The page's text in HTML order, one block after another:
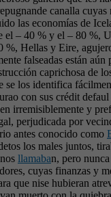
canalla cuyas
las economías de
el – 40 % y el – 80 %,
%, Hellas y Eire,
falseadas están aún
caprichosa de
se los identifica
con sus crédit
irremisiblemente y
perjudicada por
antes conocido como
los males juntos,
llamaban, pero
cuyas finanzas y
que nise hubieran